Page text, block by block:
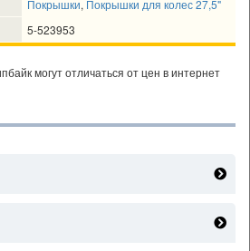
Покрышки, Покрышки для колес 27,5"
5-523953
могут отличаться от цен в интернет